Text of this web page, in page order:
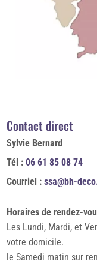
Contact direct
Sylvie Bernard
Tél :06 61 85 08 74
Courriel :ssa@bh-
Horaires de rendez-
Les Lundi, Mardi, et
votre domicile.
le Samedi matin sur